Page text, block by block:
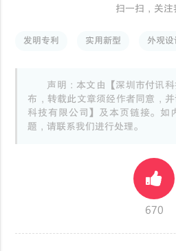
扫一扫，关注
发明专利 实用新型 外观设
声明：本文由【深圳市付讯
布，转载此文章须经作者同意，
科技有限公司】及本页链接。如
题，请联系我们进行处理。
670